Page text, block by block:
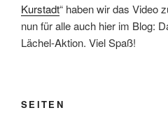
Kurstadt“ haben wir das Video
nun für alle auch hier im Blog:
Lächel-Aktion. Viel Spaß!
SEITEN